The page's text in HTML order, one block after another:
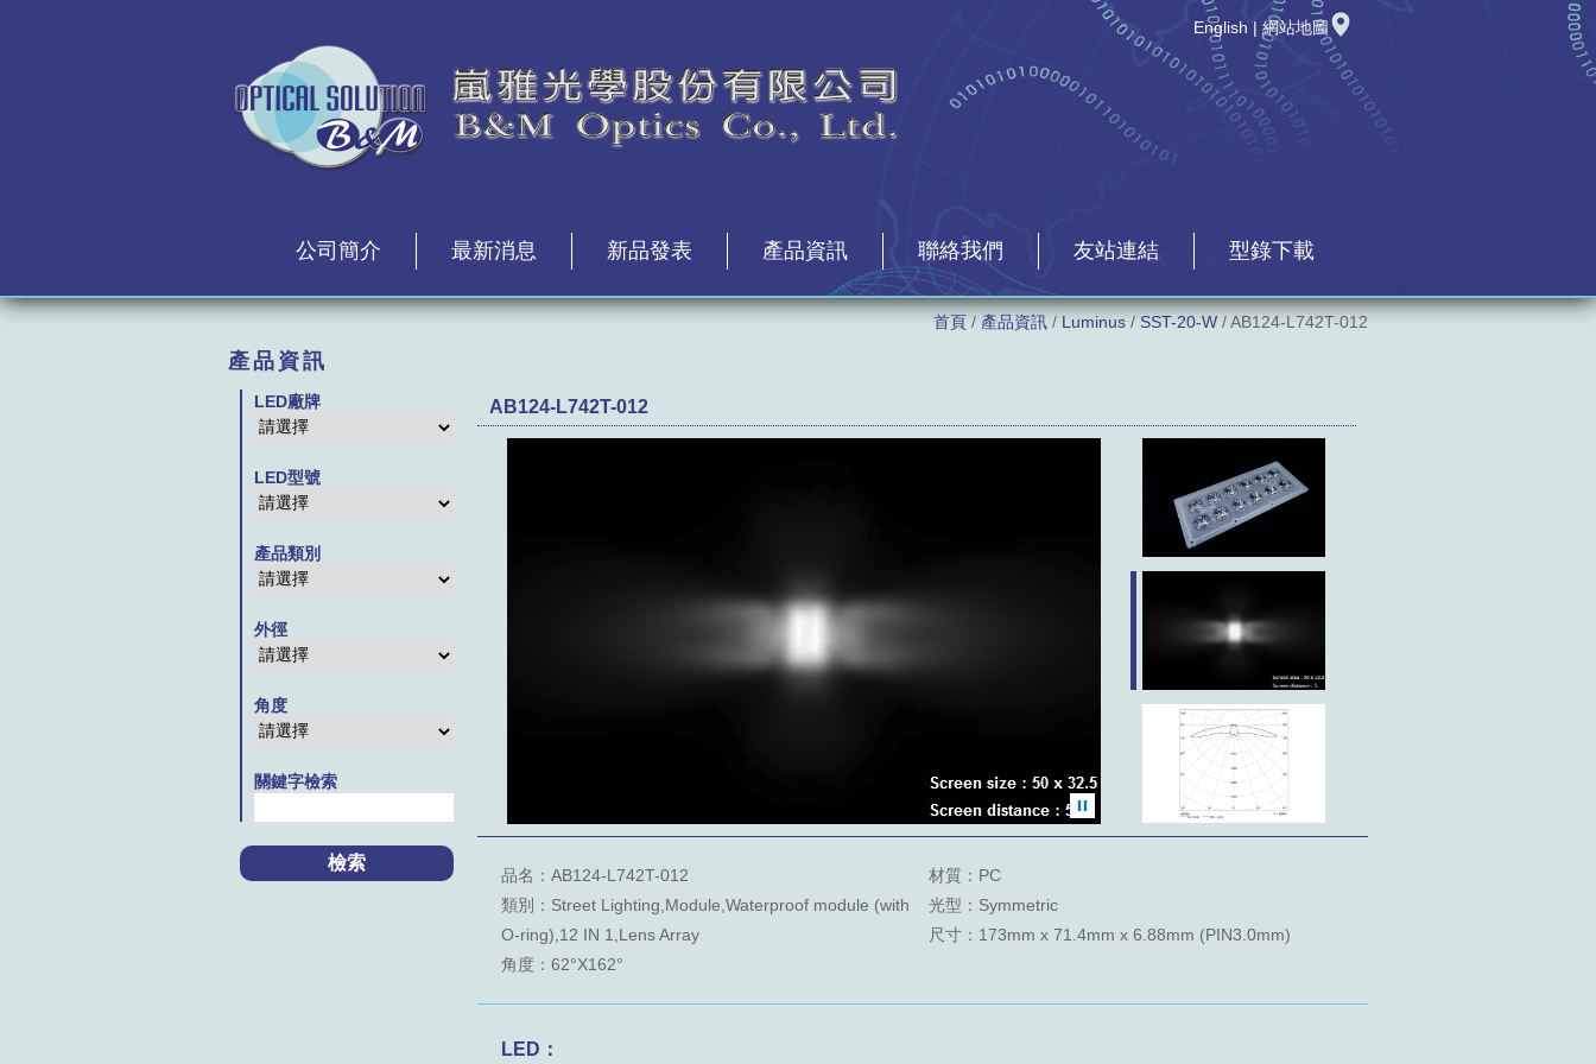
English | 網站地圖
公司簡介 最新消息 新品發表 產品資訊 聯絡我們 友站連結 型錄下載
首頁 / 產品資訊 / Luminus / SST-20-W / AB124-L742T-012
產品資訊
LED廠牌
LED型號
產品類別
外徑
角度
關鍵字檢索
AB124-L742T-012
品名：AB124-L742T-012
材質：PC
類別：Street Lighting,Module,Waterproof module (with
O-ring),12 IN 1,Lens Array
光型：Symmetric
尺寸：173mm x 71.4mm x 6.88mm (PIN3.0mm)
角度：62°X162°
LED：